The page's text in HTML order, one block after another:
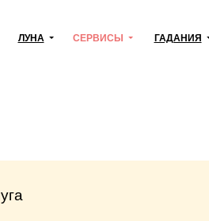
ЛУНА СЕРВИСЫ ГАДАНИЯ